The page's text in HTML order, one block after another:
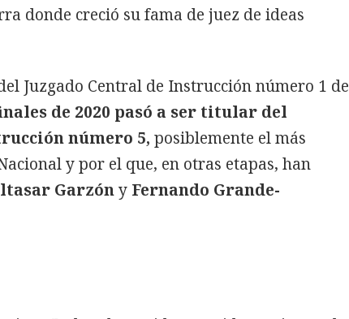
donde creció su fama de juez de ideas
Juzgado Central de Instrucción número 1 de
de 2020 pasó a ser titular del
número 5, posiblemente el más
y por el que, en otras etapas, han
Garzóny Fernando Grande-